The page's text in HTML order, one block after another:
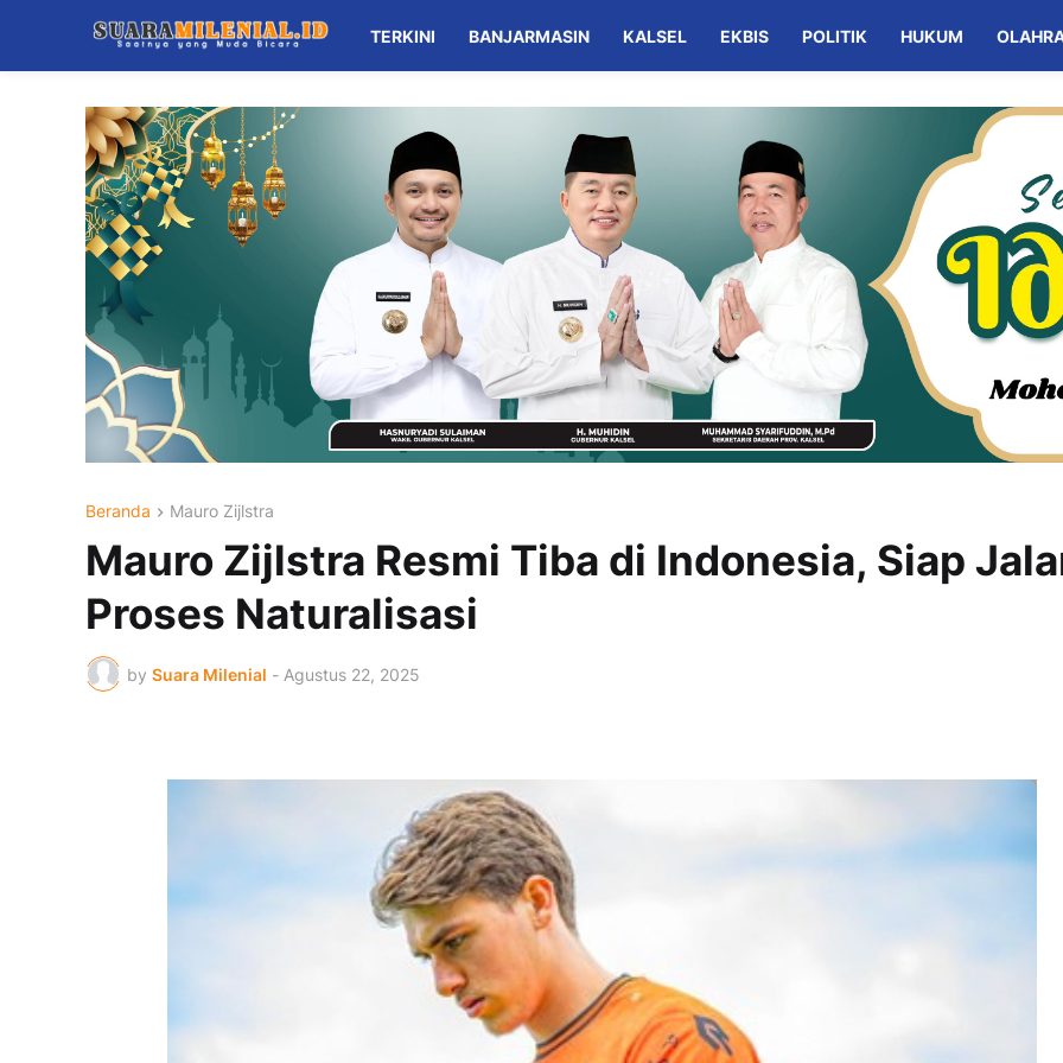
TERKINI BANJARMASIN KALSEL EKBIS POLITIK HUKUM
Beranda Mauro Zijlstra
Mauro Zijlstra Resmi Tiba di Indonesia, Siap
Proses Naturalisasi
by Suara Milenial - Agustus 22, 2025